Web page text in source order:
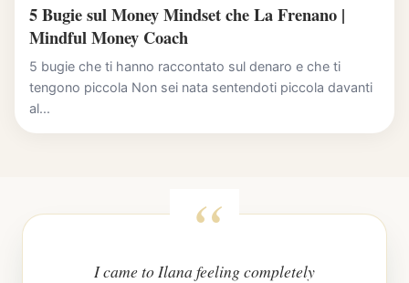
5 Bugie sul Money Mindset che La Frenano |
Mindful Money Coach
5 bugie che ti hanno raccontato sul denaro e che ti
tengono piccola Non sei nata sentendoti piccola davanti
al...
I came to Ilana feeling completely